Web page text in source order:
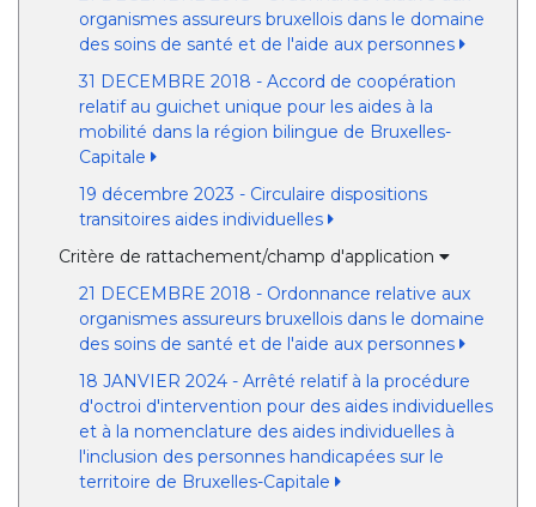
organismes assureurs bruxellois dans le domaine
des soins de santé et de l'aide aux personnes
31 DECEMBRE 2018 - Accord de coopération
relatif au guichet unique pour les aides à la
mobilité dans la région bilingue de Bruxelles-
Capitale
19 décembre 2023 - Circulaire dispositions
transitoires aides individuelles
Critère de rattachement/champ d'application
21 DECEMBRE 2018 - Ordonnance relative aux
organismes assureurs bruxellois dans le domaine
des soins de santé et de l'aide aux personnes
18 JANVIER 2024 - Arrêté relatif à la procédure
d'octroi d'intervention pour des aides individuelles
et à la nomenclature des aides individuelles à
l'inclusion des personnes handicapées sur le
territoire de Bruxelles-Capitale